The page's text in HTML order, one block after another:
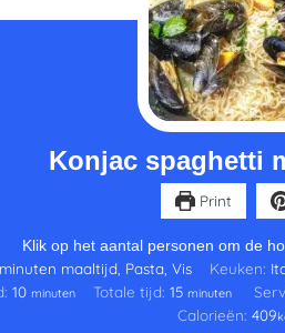
Konjac spaghetti
Print
Klik op het aantal personen om de
maaltijd, Pasta, Vis Keuken:
10 minuten Totale tijd: 15
minuten
minuten
Calorieën:409